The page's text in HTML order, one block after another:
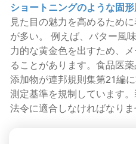
ショートニングのような固
見た目の魅力を高めるため
が多い。 例えば、バター風
力的な黄金色を出すため、
ることがあります。食品医
添加物が連邦規則集第21編
測定基準を規制しています
法令に適合しなければなりま